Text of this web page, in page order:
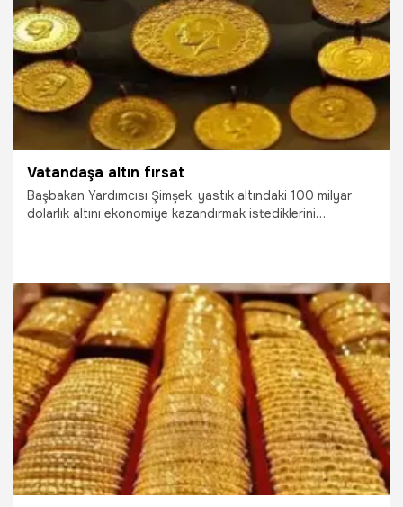
22.06.2017 Ekonomi
Vatandaşa altın fırsat
Başbakan Yardımcısı Şimşek, yastık altındaki 100 milyar
dolarlık altını ekonomiye kazandırmak istediklerini
3.04.2017 Ekonomi